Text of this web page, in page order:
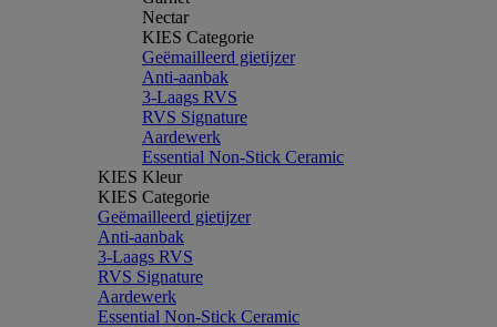
Nectar
KIES Categorie
Geëmailleerd gietijzer
Anti-aanbak
3-Laags RVS
RVS Signature
Aardewerk
Essential Non-Stick Ceramic
KIES Kleur
KIES Categorie
Geëmailleerd gietijzer
Anti-aanbak
3-Laags RVS
RVS Signature
Aardewerk
Essential Non-Stick Ceramic